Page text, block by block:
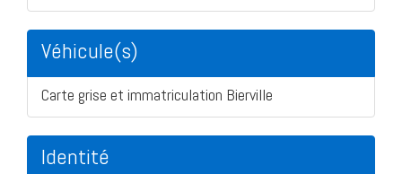
Véhicule(s)
Carte grise et immatriculation Bierville
Identité